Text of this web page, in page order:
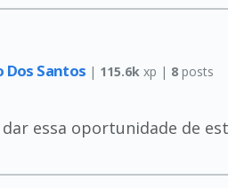
Dos Santos | 115.6k xp | 8 posts
dar essa oportunidade de